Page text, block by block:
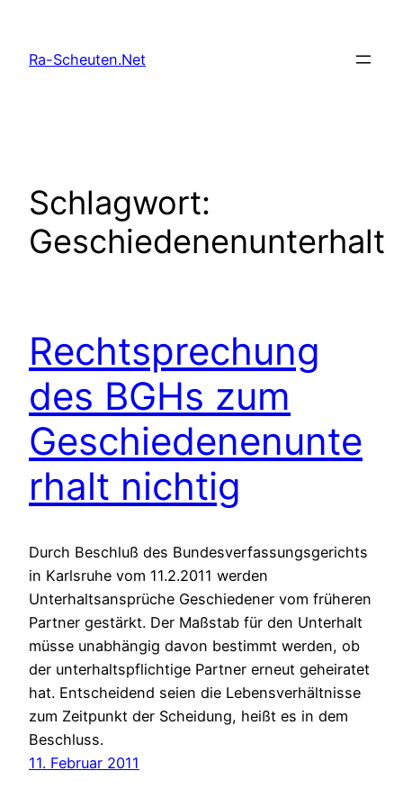
springen
Ra-Scheuten.Net
Schlagwort:
Geschiedenenunterhalt
Rechtsprechung
des BGHs zum
Geschiedenenunte
rhalt nichtig
Durch Beschluß des Bundesverfassungsgerichts
in Karlsruhe vom 11.2.2011 werden
Unterhaltsansprüche Geschiedener vom früheren
Partner gestärkt. Der Maßstab für den Unterhalt
müsse unabhängig davon bestimmt werden, ob
der unterhaltspflichtige Partner erneut geheiratet
hat. Entscheidend seien die Lebensverhältnisse
zum Zeitpunkt der Scheidung, heißt es in dem
Beschluss.
11. Februar 2011